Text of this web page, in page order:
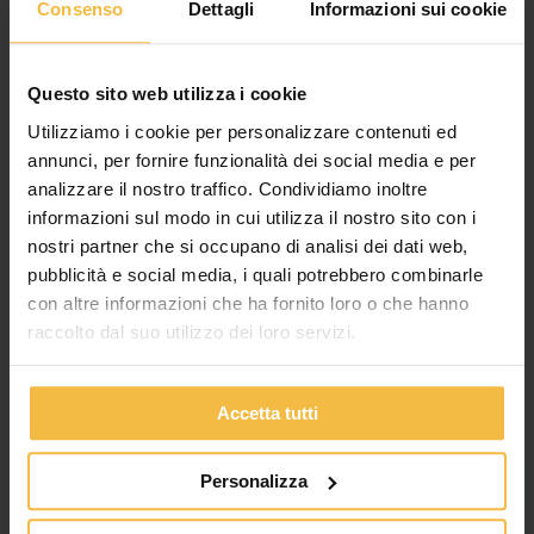
Consenso Dettagli Informazioni sui cookie
Questo sito web utilizza i cookie
Utilizziamo i cookie per personalizzare contenuti ed
annunci, per fornire funzionalità dei social media e per
analizzare il nostro traffico. Condividiamo inoltre
informazioni sul modo in cui utilizza il nostro sito con i
nostri partner che si occupano di analisi dei dati web,
pubblicità e social media, i quali potrebbero combinarle
con altre informazioni che ha fornito loro o che hanno
raccolto dal suo utilizzo dei loro servizi.
Accetta tutti
Personalizza
Stress da caldo nelle bovine da
latte: previeni e risolvi con Idrocap
Complex
News,Non categorizzato/adminconsorzioac
Presto arriverà il caldo. Con l’arrivo delle alte temperature, la
necessario mettere in atto alcune strategie manageriali e
stress. Questi animali infatti, data […]
Idrocap
Complex
Leggi tutto »